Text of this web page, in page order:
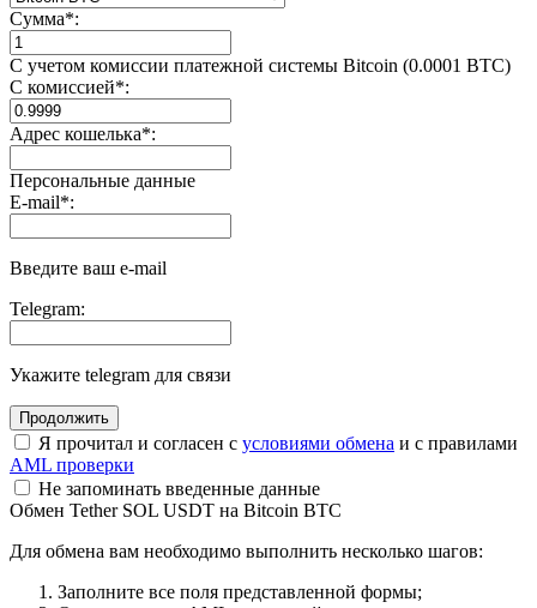
Сумма*:
С учетом комиссии платежной системы Bitcoin (0.0001 BTC)
С комиссией*:
Адрес кошелька*:
Персональные данные
E-mail*:
Введите ваш e-mail
Telegram:
Укажите telegram для связи
Я прочитал и согласен с условиями обмена и с правилами
AML проверки
Не запоминать введенные данные
Обмен Tether SOL USDT на Bitcoin BTC
Для обмена вам необходимо выполнить несколько шагов:
Заполните все поля представленной формы;